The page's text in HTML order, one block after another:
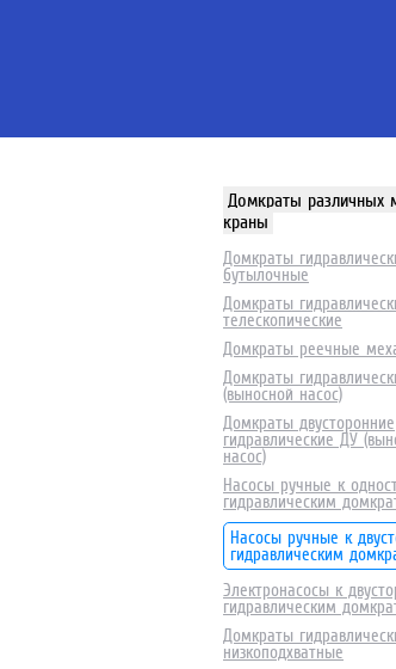
Домкраты различных
краны
Домкраты
бутылочные
Домкраты
телескопические
Домкраты реечные
Домкраты
(выносной насос)
Домкраты двусторонние
гидравлические ДУ
насос)
Насосы ручные к
гидравлическим
Насосы ручные к
гидравлическим
Электронасосы к
гидравлическим
Домкраты
низкоподхватные